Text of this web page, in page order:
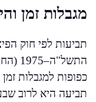
מגבלות זמן
תביעות לפי חוק
כפופות למגבלות
תביעה היא לרוב